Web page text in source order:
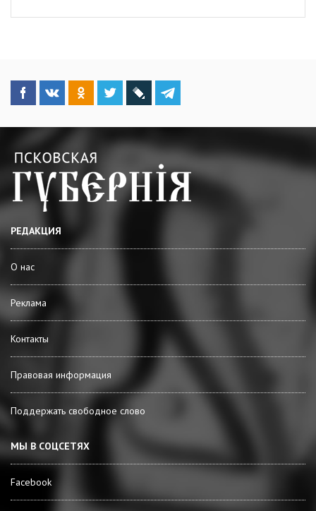
РЕДАКЦИЯ
О нас
Реклама
Контакты
Правовая информация
Поддержать свободное слово
МЫ В СОЦСЕТЯХ
Facebook